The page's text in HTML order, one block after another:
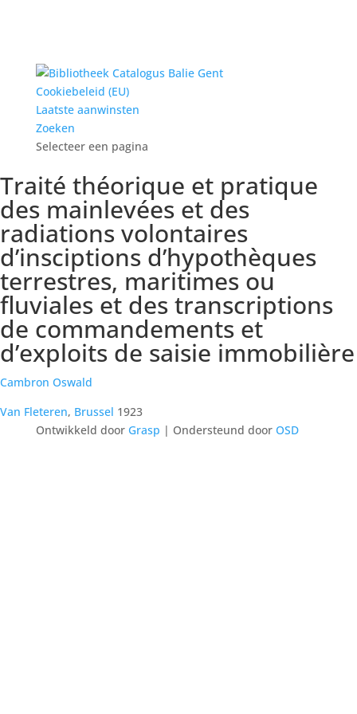
Cookiebeleid (EU)
Laatste aanwinsten
Zoeken
Selecteer een pagina
Traité théorique et pratique
des mainlevées et des
radiations volontaires
d’insciptions d’hypothèques
terrestres, maritimes ou
fluviales et des transcriptions
de commandements et
d’exploits de saisie immobilière
Cambron Oswald
Van Fleteren, Brussel 1923
Ontwikkeld door Grasp | Ondersteund door OSD